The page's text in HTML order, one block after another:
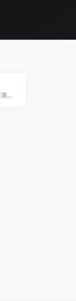
致力于分享美好数字生活体验，囊括你闻所未闻的最丰富数码资讯，触所未触最抢鲜产品评测，随时随地感受尾巴们各式数字生活精彩图文、摄影感悟、旅行游记、爱物分享。旗下产品：精品电商平台「尾巴良品」 ；移动客户端「数字尾巴」 ，覆盖 iOS、Android 两大主流平台。